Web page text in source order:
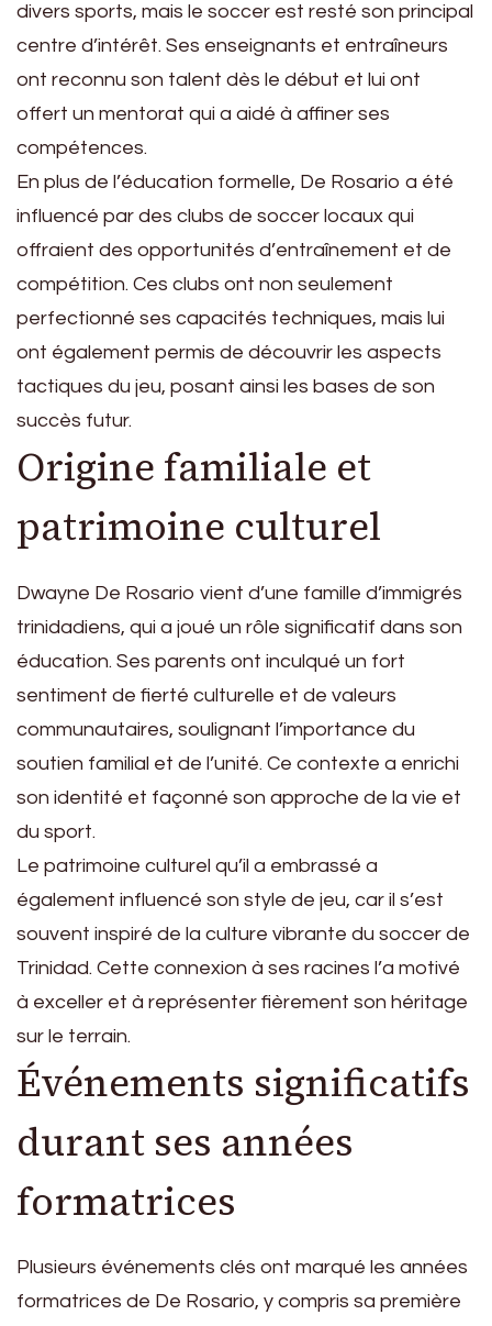
divers sports, mais le soccer est resté son principal
centre d’intérêt. Ses enseignants et entraîneurs
ont reconnu son talent dès le début et lui ont
offert un mentorat qui a aidé à affiner ses
compétences.
En plus de l’éducation formelle, De Rosario a été
influencé par des clubs de soccer locaux qui
offraient des opportunités d’entraînement et de
compétition. Ces clubs ont non seulement
perfectionné ses capacités techniques, mais lui
ont également permis de découvrir les aspects
tactiques du jeu, posant ainsi les bases de son
succès futur.
Origine familiale et
patrimoine culturel
Dwayne De Rosario vient d’une famille d’immigrés
trinidadiens, qui a joué un rôle significatif dans son
éducation. Ses parents ont inculqué un fort
sentiment de fierté culturelle et de valeurs
communautaires, soulignant l’importance du
soutien familial et de l’unité. Ce contexte a enrichi
son identité et façonné son approche de la vie et
du sport.
Le patrimoine culturel qu’il a embrassé a
également influencé son style de jeu, car il s’est
souvent inspiré de la culture vibrante du soccer de
Trinidad. Cette connexion à ses racines l’a motivé
à exceller et à représenter fièrement son héritage
sur le terrain.
Événements significatifs
durant ses années
formatrices
Plusieurs événements clés ont marqué les années
formatrices de De Rosario, y compris sa première